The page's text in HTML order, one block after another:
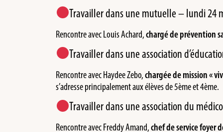
Travailler dans une mutuelle – lundi 24
Rencontre avec Louis Achard,chargé de prévention
Travailler dans une association
Rencontre avec Haydee Zebo,chargée de mission «
s’adresse principalement aux élèves de 5ème et 4ème.
Travailler dans une association du
Rencontre avec Freddy Amand,chef de service foyer